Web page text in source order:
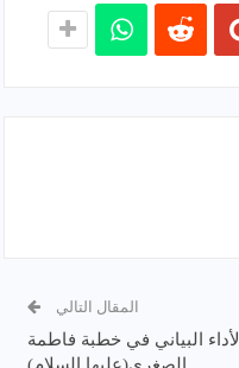
المقال التالي
الأداء البياني في خطبة فاطمة